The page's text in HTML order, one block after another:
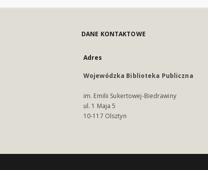
DANE KONTAKTOWE
Adres
Wojewódzka Biblioteka Publiczna
im. Emilii Sukertowej-Biedrawiny
ul. 1 Maja 5
10-117 Olsztyn